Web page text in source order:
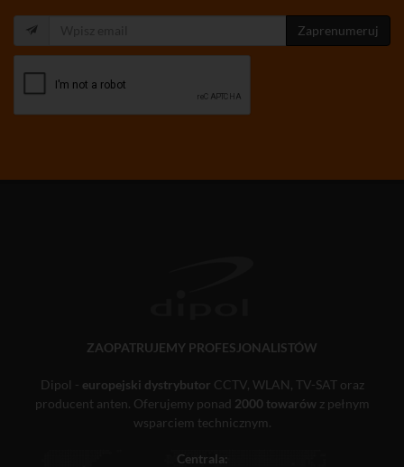
Zaprenumeruj
ZAOPATRUJEMY PROFESJONALISTÓW
Dipol - europejski dystrybutor CCTV, WLAN, TV-SAT oraz
producent anten. Oferujemy ponad 2000 towarówz pełnym
wsparciem technicznym.
Centrala: